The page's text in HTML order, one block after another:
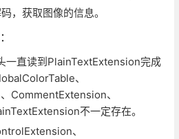
，获取图像的信息。
一直读到PlainTextExtension完成
、
CommentExtension、
不一定存在。
、